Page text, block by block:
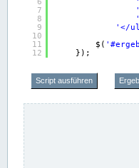
7
8
9
10
11
12
'</
$(
});
Script ausführen